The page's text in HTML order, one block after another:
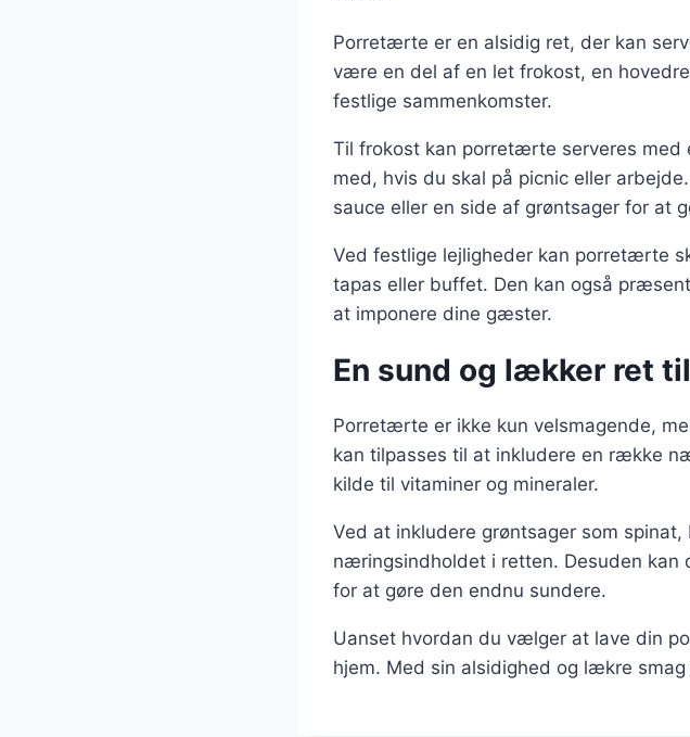
Porretærte er en alsidig ret, der kan
være en del af en let frokost, en
festlige sammenkomster.
Til frokost kan porretærte serveres med
med, hvis du skal på picnic eller
sauce eller en side af grøntsager for at
Ved festlige lejligheder kan porretærte
tapas eller buffet. Den kan også
at imponere dine gæster.
En sund og lækker ret
Porretærte er ikke kun velsmagende,
kan tilpasses til at inkludere en række
kilde til vitaminer og mineraler.
Ved at inkludere grøntsager som
næringsindholdet i retten. Desuden
for at gøre den endnu sundere.
Uanset hvordan du vælger at lave din
hjem. Med sin alsidighed og lækre